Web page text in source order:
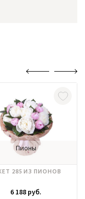
Пионы
285 ИЗ ПИОНОВ
6 188 руб.